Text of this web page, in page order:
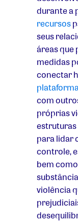
durante a
recursos
seus
áreas que
medidas
conectar
com
próprias
estruturas
para lidar
controle,
bem
violência